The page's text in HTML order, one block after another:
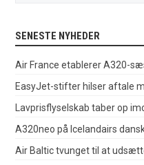
SENESTE NYHEDER
Air France etablerer A320-
EasyJet-stifter hilser aftale
Lavprisflyselskab taber op
A320neo på Icelandairs
Air Baltic tvunget til at